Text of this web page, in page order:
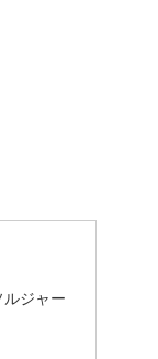
ルジャー